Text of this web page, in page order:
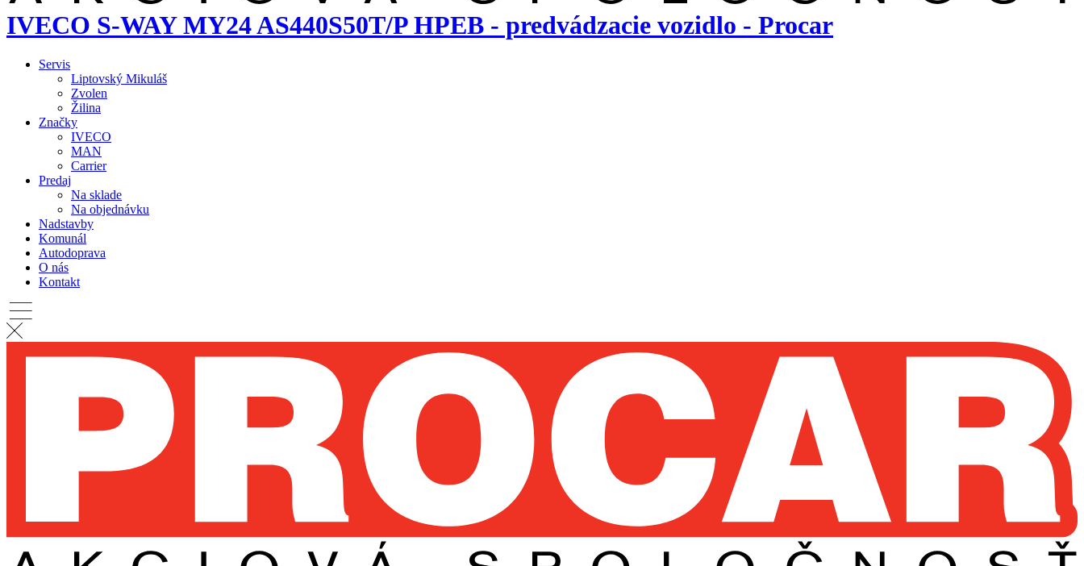
IVECO S-WAY MY24 AS440S50T/P HPEB - predvádzacie vozidlo - Procar
Servis
Liptovský Mikuláš
Zvolen
Žilina
Značky
IVECO
MAN
Carrier
Predaj
Na sklade
Na objednávku
Nadstavby
Komunál
Autodoprava
O nás
Kontakt